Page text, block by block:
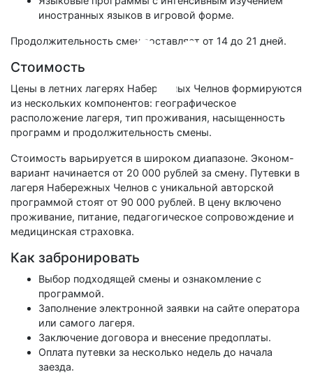
иностранных языков в игровой форме.
Продолжительность смен составляет от 14 до 21 дней.
Стоимость
Цены в летних лагерях Набережных Челнов формируются
из нескольких компонентов: географическое
расположение лагеря, тип проживания, насыщенность
программ и продолжительность смены.
Стоимость варьируется в широком диапазоне. Эконом-
вариант начинается от 20 000 рублей за смену. Путевки в
лагеря Набережных Челнов с уникальной авторской
программой стоят от 90 000 рублей. В цену включено
проживание, питание, педагогическое сопровождение и
медицинская страховка.
Как забронировать
Выбор подходящей смены и ознакомление с
программой.
Заполнение электронной заявки на сайте оператора
или самого лагеря.
Заключение договора и внесение предоплаты.
Оплата путевки за несколько недель до начала
заезда.